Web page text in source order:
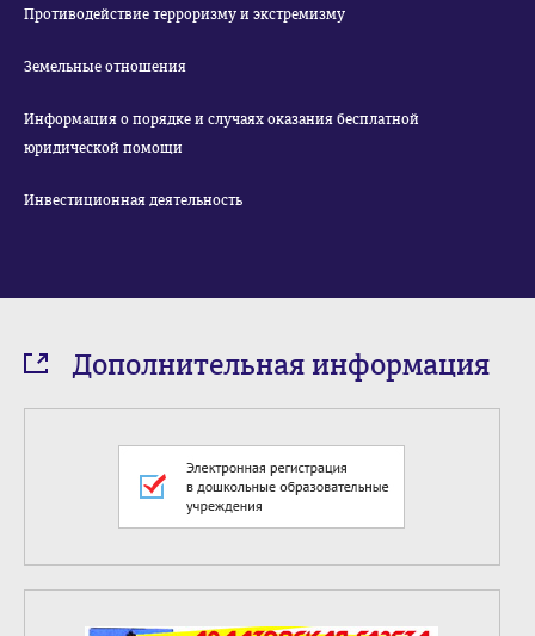
Противодействие терроризму и экстремизму
Земельные отношения
Информация о порядке и случаях оказания бесплатной
юридической помощи
Инвестиционная деятельность
Дополнительная информация